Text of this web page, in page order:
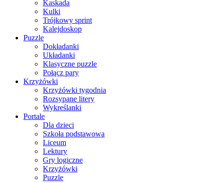
Kaskada
Kulki
Trójkowy sprint
Kalejdoskop
Puzzle
Dokładanki
Układanki
Klasyczne puzzle
Połącz pary
Krzyżówki
Krzyżówki tygodnia
Rozsypane litery
Wykreślanki
Portale
Dla dzieci
Szkoła podstawowa
Liceum
Lektury
Gry logiczne
Krzyżówki
Puzzle